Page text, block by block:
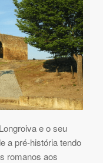
e o seu
a pré-história tendo
romanos aos